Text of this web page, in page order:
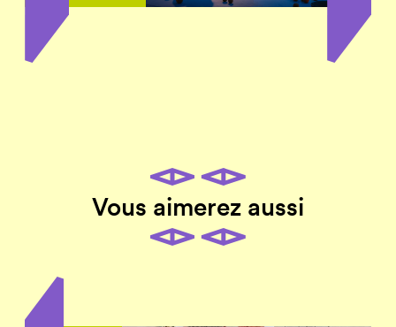
Vous aimerez aussi